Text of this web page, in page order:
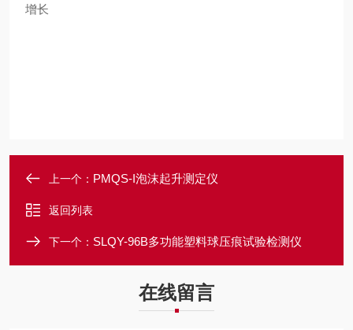
增长
上一个： PMQS-I泡沫起升测定仪
返回列表
下一个： SLQY-96B多功能塑料球压痕试验检测仪
在线留言